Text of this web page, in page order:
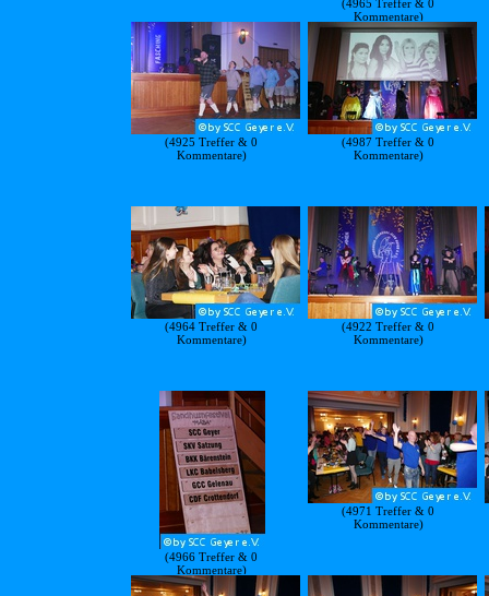
(4965 Treffer & 0
Kommentare)
(4925 Treffer & 0
Kommentare)
(4987 Treffer & 0
Kommentare)
(4964 Treffer & 0
Kommentare)
(4922 Treffer & 0
Kommentare)
(4966 Treffer & 0
Kommentare)
(4971 Treffer & 0
Kommentare)